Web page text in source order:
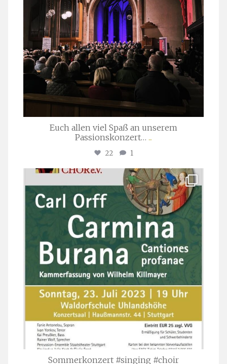
Euch allen viel Spaß an unserem
Passionskonzert… ...
22 1
stuttgarter_oratorienchor
Juli 22
Sommerkonzert #singing #choir